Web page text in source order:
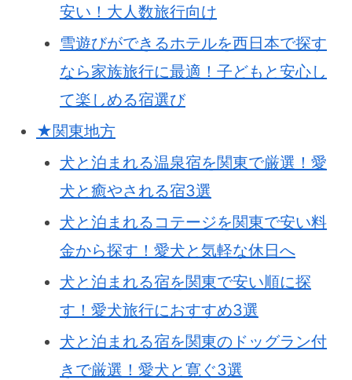
安い！大人数旅行向け
雪遊びができるホテルを西日本で探す
なら家族旅行に最適！子どもと安心し
て楽しめる宿選び
★関東地方
犬と泊まれる温泉宿を関東で厳選！愛
犬と癒やされる宿3選
犬と泊まれるコテージを関東で安い料
金から探す！愛犬と気軽な休日へ
犬と泊まれる宿を関東で安い順に探
す！愛犬旅行におすすめ3選
犬と泊まれる宿を関東のドッグラン付
きで厳選！愛犬と寛ぐ3選